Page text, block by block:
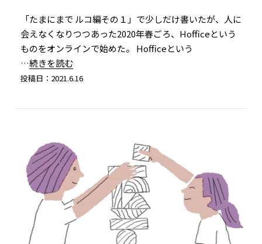
「たまにまで ルコ編その１」で少しだけ書いたが、人に
会えなくなりつつあった2020年春ごろ、Hofficeという
ものをオンラインで始めた。 Hofficeという
…続きを読む
投稿日：2021.6.16